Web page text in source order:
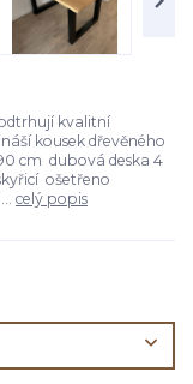
kvalitní
kousek dřevěného
cm dubová deska 4
ošetřeno
celý popis